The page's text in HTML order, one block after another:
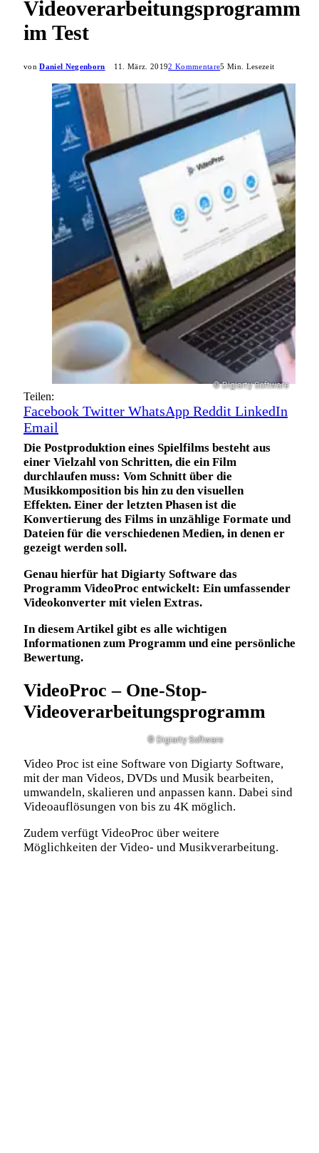
Videoverarbeitungsprogramm
im Test
von Daniel Negenborn 11. März. 20192 Kommentare5 Min. Lesezeit
© Digiarty Software
Teilen:
Facebook Twitter WhatsApp Reddit LinkedIn
Email
Die Postproduktion eines Spielfilms besteht aus
einer Vielzahl von Schritten, die ein Film
durchlaufen muss: Vom Schnitt über die
Musikkomposition bis hin zu den visuellen
Effekten. Einer der letzten Phasen ist die
Konvertierung des Films in unzählige Formate und
Dateien für die verschiedenen Medien, in denen er
gezeigt werden soll.
Genau hierfür hat Digiarty Software das
Programm VideoProc entwickelt: Ein umfassender
Videokonverter mit vielen Extras.
In diesem Artikel gibt es alle wichtigen
Informationen zum Programm und eine persönliche
Bewertung.
VideoProc – One-Stop-
Videoverarbeitungsprogramm
© Digiarty Software
Video Proc ist eine Software von Digiarty Software,
mit der man Videos, DVDs und Musik bearbeiten,
umwandeln, skalieren und anpassen kann. Dabei sind
Videoauflösungen von bis zu 4K möglich.
Zudem verfügt VideoProc über weitere
Möglichkeiten der Video- und Musikverarbeitung.